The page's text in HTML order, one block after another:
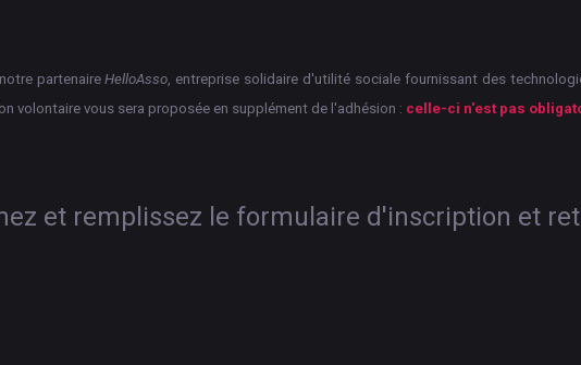
partenaireHelloAsso, entreprise solidaire d'utilité sociale fournissant des
volontaire vous sera proposée en supplément de l'adhésion : celle-ci n'est pas
et remplissez le formulaire d'inscription et